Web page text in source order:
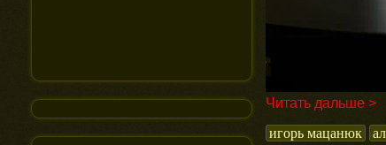
Читать дальше >
игорь мацанюк